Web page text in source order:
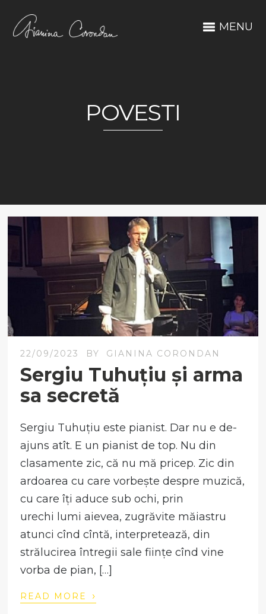
MENU
POVESTI
22/09/2023 BY GIANINA CORONDAN
Sergiu Tuhuțiu și arma
sa secretă
Sergiu Tuhuțiu este pianist. Dar nu e de-
ajuns atît. E un pianist de top. Nu din
clasamente zic, că nu mă pricep. Zic din
ardoarea cu care vorbește despre muzică,
cu care îți aduce sub ochi, prin
urechi lumi aievea, zugrăvite măiastru
atunci cînd cîntă, interpretează, din
strălucirea întregii sale ființe cînd vine
vorba de pian, […]
READ MORE ›